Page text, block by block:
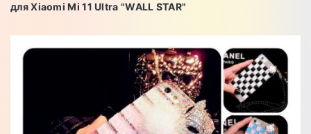
для Xiaomi Mi 11 Ultra "WALL STAR"